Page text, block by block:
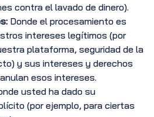
contra el lavado de dinero).
Donde el procesamiento es
intereses legítimos (por
plataforma, seguridad de la
y sus intereses y derechos
esos intereses.
usted ha dado su
(por ejemplo, para ciertas